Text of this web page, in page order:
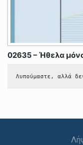
02635 – Ήθελα
Λυπούμαστε, αλλά